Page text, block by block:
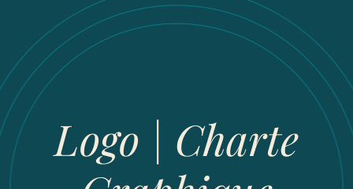
Logo | Charte